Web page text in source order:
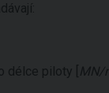
délce piloty [ MN/